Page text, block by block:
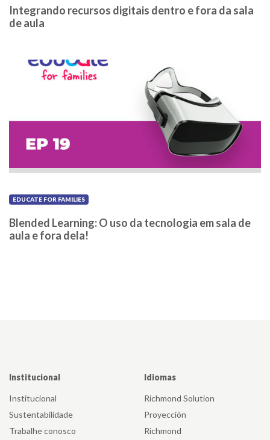
Integrando recursos digitais dentro e fora da sala
de aula
EDUCATE FOR FAMILIES
Blended Learning: O uso da tecnologia em sala de
aula e fora dela!
Institucional
Institucional
Sustentabilidade
Trabalhe conosco
Idiomas
Richmond Solution
Proyección
Richmond